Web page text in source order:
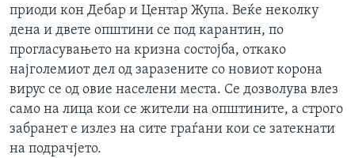
приоди кон Дебар и Центар Жупа. Веќе неколку
дена и двете општини се под карантин, по
прогласувањето на кризна состојба, откако
најголемиот дел од заразените со новиот корона
вирус се од овие населени места. Се дозволува влез
само на лица кои се жители на општините, а строго
забранет е излез на сите граѓани кои се затекнати
на подрачјето.